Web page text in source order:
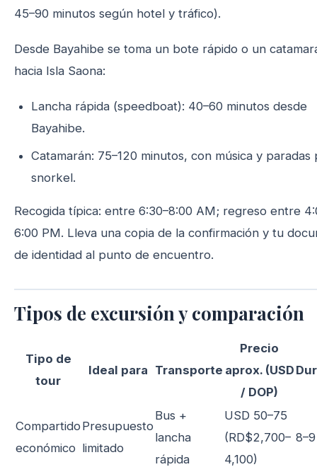
45–90 minutos según hotel y tráfico).
Desde Bayahibe se toma un bote rápido o un
hacia Isla Saona:
Lancha rápida (speedboat): 40–60 minutos desde
Bayahibe.
Catamarán: 75–120 minutos, con música y paradas
snorkel.
Recogida típica: entre 6:30–8:00 AM; regreso entre
6:00 PM. Lleva una copia de la confirmación y tu
de identidad al punto de encuentro.
Tipos de excursión y comparación
Tipo de
tour
Ideal para Transporte
Precio
aprox. (USD
/ DOP)
Compartido
económico
Presupuesto
limitado
Bus +
lancha
rápida
USD 50–75
(RD$2,700–
4,100)